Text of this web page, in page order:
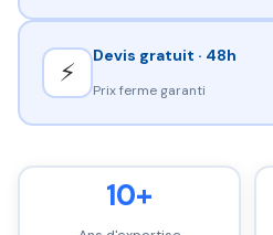
⚡
Devis gratuit · 48h
Prix ferme garanti
10+